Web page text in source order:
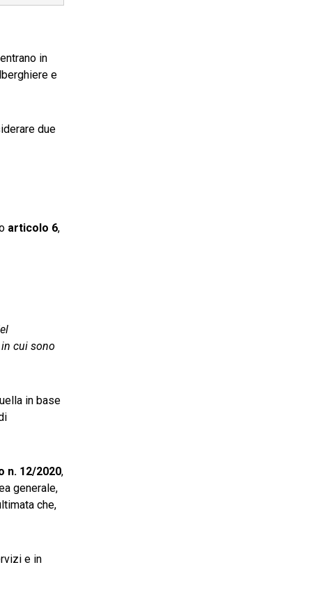
in
e
due
articolo 6,
cui sono
in base
n. 12/2020,
generale,
che,
e in